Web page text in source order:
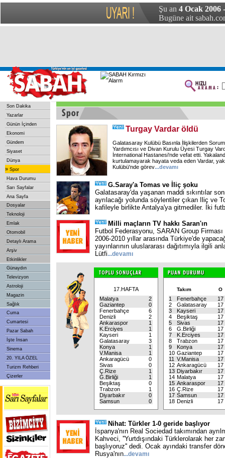
Şu an 4 Ocak 2006
Bugüne ait
Son Dakika
Yazarlar
Günün İçinden
Ekonomi
Gündem
Siyaset
Dünya
» Spor
Hava Durumu
Sarı Sayfalar
Ana Sayfa
Dosyalar
Teknoloji
Emlak
Otomobil
Detaylı Arama
Arşiv
Etkinlikler
Günaydın
Televizyon
Astroloji
Magazin
Sağlık
Cuma
Cumartesi
Pazar Sabah
İşte İnsan
Sinema
20. YILA ÖZEL
Turizm Rehberi
Çizerler
Turgay Vardar öldü
Galatasaray Kulübü Basınla İlişkilerden
Yardımcısı ve Divan Kurulu Üyesi Turgay
İnternational Hastanesi'nde vefat etti.
kurtulamayarak hayata veda eden Vardar,
Kulübü'nde görev...devamı
G.Saray'a Tomas ve İliç şoku
Galatasaray'da yaşanan maddi sıkıntılar
ayrılacağı yolunda söylentiler çıkan Iliç ve
kafileyle birlikte Antalya'ya gitmediler. İki
Milli maçların TV hakkı Saran'ın
Futbol Federasyonu, SARAN Group Firması
2006-2010 yıllar arasında Türkiye'de
yayınlarının uluslararası dağıtımıyla ilgili
Lütfi...devamı
17.HAFTA
Malatya
2
Gaziantep
0
Fenerbahçe
6
Denizli
2
Ankaraspor
1
K.Erciyes
1
Kayseri
1
Galatasaray
3
Konya
1
V.Manisa
1
Ankaragücü
0
Sivas
0
Ç.Rize
1
G.Birliği
1
Beşiktaş
0
Trabzon
1
Diyarbakır
0
Samsun
0
Takım O
1 Fenerbahçe
17
2
Galatasaray
17
3
Kayseri
17
4
Beşiktaş
17
5
Sivas
17
6
G.Birliği
17
7
K.Erciyes
17
8
Trabzon
17
9
Konya
17
10 Gaziantep
17
11 V.Manisa
17
12 Ankaragücü
17
13 Diyarbakır
17
14 Malatya
17
15 Ankaraspor
17
16 Ç.Rize
17
17 Samsun
17
18 Denizli 17
Nihat: Türkler 1-0 geride başlıyor
İspanya'nın Real Sociedad takımından
Kahveci, ''Yurtdışındaki Türklerolarak her
başlıyoruz'' dedi. Ocak ayındaki transfer
Rusya'nın...devamı